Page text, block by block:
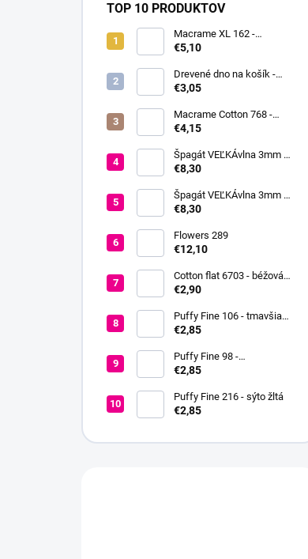
TOP 10 PRODUKTOV
Macrame XL 162 -
tmavomodrá
€5,10
Drevené dno na košík -
Kruh
€3,05
Macrame Cotton 768 -
režná tmavá
€4,15
Špagát VEĽKÁvlna 3mm -
Čajová ruža
€8,30
Špagát VEĽKÁvlna 3mm -
Kapučíno
€8,30
Flowers 289
€12,10
Cotton flat 6703 - béžová
svetlá
€2,90
Puffy Fine 106 - tmavšia
červená
€2,85
Puffy Fine 98 -
fialovoružová
€2,85
Puffy Fine 216 - sýto žltá
€2,85